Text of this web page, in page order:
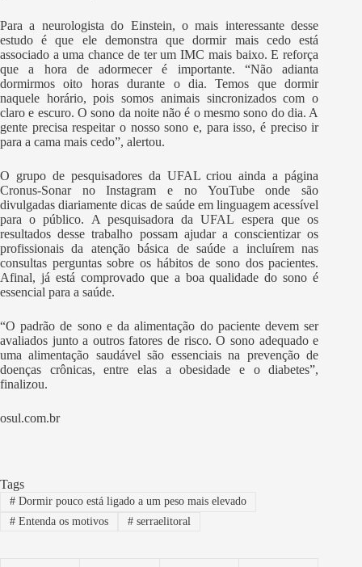
Para a neurologista do Einstein, o mais interessante desse
estudo é que ele demonstra que dormir mais cedo está
associado a uma chance de ter um IMC mais baixo. E reforça
que a hora de adormecer é importante. “Não adianta
dormirmos oito horas durante o dia. Temos que dormir
naquele horário, pois somos animais sincronizados com o
claro e escuro. O sono da noite não é o mesmo sono do dia. A
gente precisa respeitar o nosso sono e, para isso, é preciso ir
para a cama mais cedo”, alertou.
O grupo de pesquisadores da UFAL criou ainda a página
Cronus-Sonar no Instagram e no YouTube onde são
divulgadas diariamente dicas de saúde em linguagem acessível
para o público. A pesquisadora da UFAL espera que os
resultados desse trabalho possam ajudar a conscientizar os
profissionais da atenção básica de saúde a incluírem nas
consultas perguntas sobre os hábitos de sono dos pacientes.
Afinal, já está comprovado que a boa qualidade do sono é
essencial para a saúde.
“O padrão de sono e da alimentação do paciente devem ser
avaliados junto a outros fatores de risco. O sono adequado e
uma alimentação saudável são essenciais na prevenção de
doenças crônicas, entre elas a obesidade e o diabetes”,
finalizou.
osul.com.br
Tags
#Dormir pouco está ligado a um peso mais elevado
#Entenda os motivos #serraelitoral